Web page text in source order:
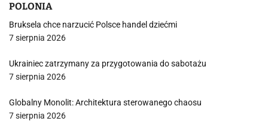
POLONIA
Bruksela chce narzucić Polsce handel dziećmi
7 sierpnia 2026
Ukrainiec zatrzymany za przygotowania do sabotażu
7 sierpnia 2026
Globalny Monolit: Architektura sterowanego chaosu
7 sierpnia 2026